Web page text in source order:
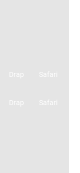
Drap
Drap
Safari
Safari